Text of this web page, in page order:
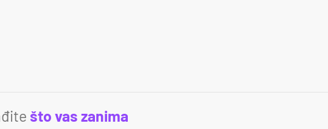
što vas zanima